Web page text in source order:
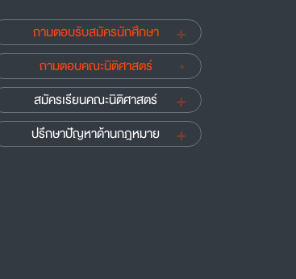
ถามตอบรับสมัครนักศึกษา
ถามตอบคณะนิติศาสตร์
สมัครเรียนคณะนิติศาสตร์
ปรึกษาปัญหาด้านกฎหมาย